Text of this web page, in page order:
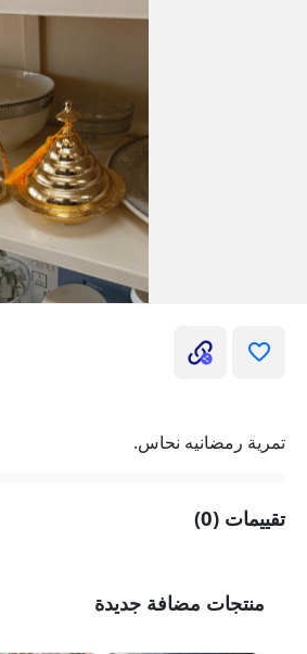
تمرية رمضانيه نحاس.
تقييمات (0)
منتجات مضافة جديدة